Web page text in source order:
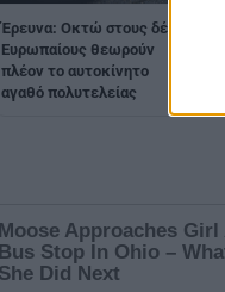
Έρευνα: Οκτώ στους δέκα
Ευρωπαίους θεωρούν
πλέον το αυτοκίνητο
αγαθό πολυτελείας